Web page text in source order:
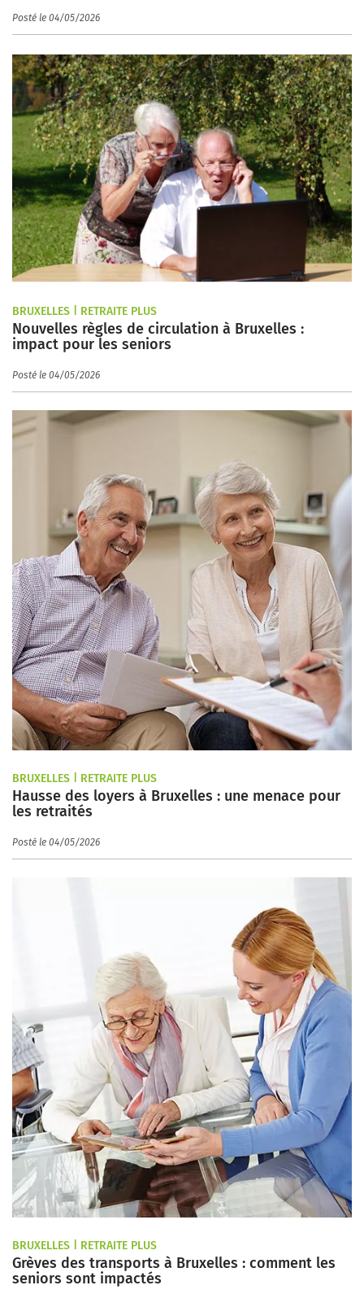
Posté le 04/05/2026
BRUXELLES | RETRAITE PLUS
Nouvelles règles de circulation à Bruxelles :
impact pour les seniors
Posté le 04/05/2026
BRUXELLES | RETRAITE PLUS
Hausse des loyers à Bruxelles : une menace pour
les retraités
Posté le 04/05/2026
BRUXELLES | RETRAITE PLUS
Grèves des transports à Bruxelles : comment les
seniors sont impactés